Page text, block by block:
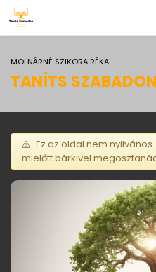
MOLNÁRNÉ SZIKORA RÉKA
TANÍTS
Ez az oldal nem
mielőtt bárkivel